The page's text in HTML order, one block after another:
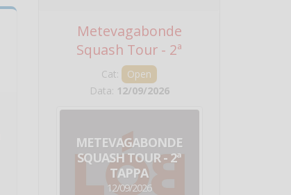
Metevagabonde
Squash Tour - 2ª
Tappa
Cat:
Open
Data: 12/09/2026
METEVAGABONDE
SQUASH TOUR - 2ª
TAPPA
12/09/2026